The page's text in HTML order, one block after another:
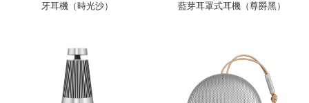
牙耳機（時光沙）
藍芽耳罩式耳機（尊爵黑）